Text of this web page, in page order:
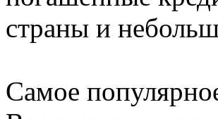
страны и
Самое